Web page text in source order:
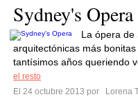
Sydney's Opera
La ópera de
arquitectónicas más
tantísimos años queriendo
el resto
El 24 octubre 2013 por
Lorena